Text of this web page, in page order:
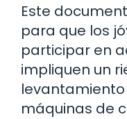
Este
para que los
participar en
impliquen un
máquinas de